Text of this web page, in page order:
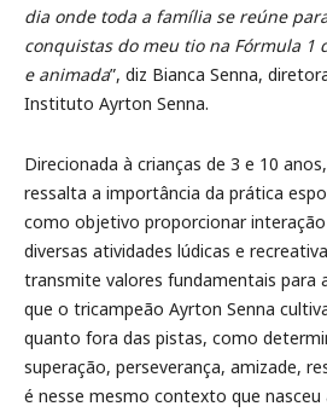
dia onde toda a família se reúne
conquistas do meu tio na Fórmula 1
e animada”, diz Bianca Senna,
Instituto Ayrton Senna.
Direcionada à crianças de 3 e 10
ressalta a importância da prática
como objetivo proporcionar
diversas atividades lúdicas e
transmite valores fundamentais para
que o tricampeão Ayrton Senna
quanto fora das pistas, como
superação, perseverança, amizade,
é nesse mesmo contexto que nasceu